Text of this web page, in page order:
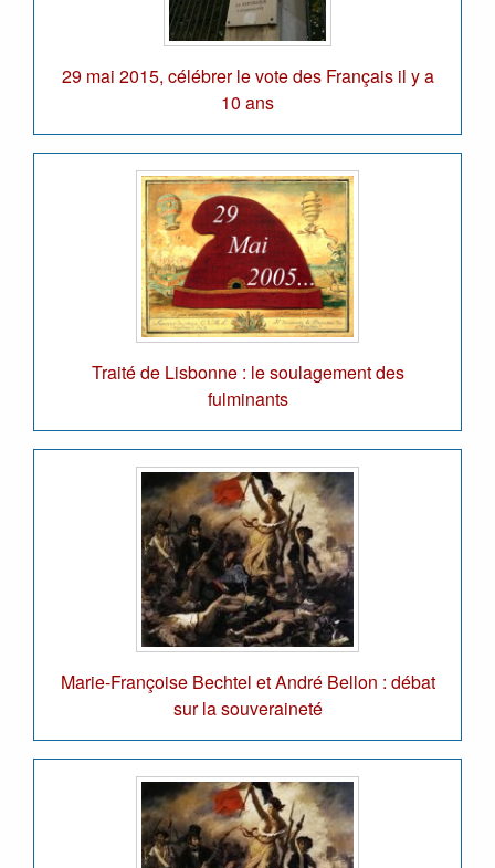
29 mai 2015, célébrer le vote des Français il y a
10 ans
Traité de Lisbonne : le soulagement des
fulminants
Marie-Françoise Bechtel et André Bellon : débat
sur la souveraineté